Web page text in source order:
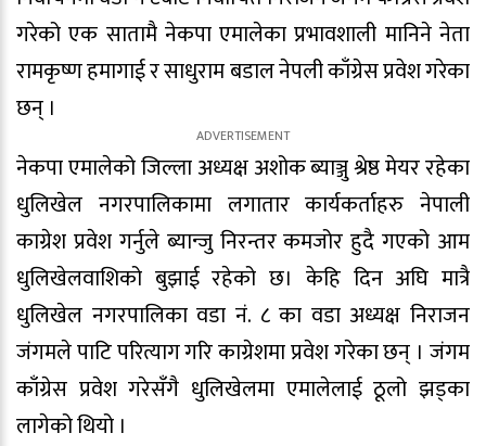
गरेको एक सातामै नेकपा एमालेका प्रभावशाली मानिने नेता
रामकृष्ण हमागाई र साधुराम बडाल नेपली काँग्रेस प्रवेश गरेका
छन् ।
नेकपा एमालेको जिल्ला अध्यक्ष अशोक ब्याञ्जु श्रेष्ठ मेयर रहेका
धुलिखेल नगरपालिकामा लगातार कार्यकर्ताहरु नेपाली
काग्रेश प्रवेश गर्नुले ब्यान्जु निरन्तर कमजोर हुदै गएको आम
धुलिखेलवाशिको बुझाई रहेको छ। केहि दिन अघि मात्रै
धुलिखेल नगरपालिका वडा नं. ८ का वडा अध्यक्ष निराजन
जंगमले पाटि परित्याग गरि काग्रेशमा प्रवेश गरेका छन् । जंगम
काँग्रेस प्रवेश गरेसँगै धुलिखेलमा एमालेलाई ठूलो झड्का
लागेको थियो ।